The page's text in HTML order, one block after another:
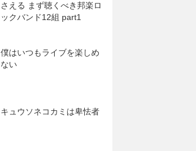
さえる まず聴くべき邦楽ロ
ックバンド12組 part1
僕はいつもライブを楽しめ
ない
キュウソネコカミは卑怯者